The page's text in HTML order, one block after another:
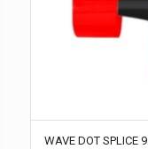
WAVE DOT SPLICE